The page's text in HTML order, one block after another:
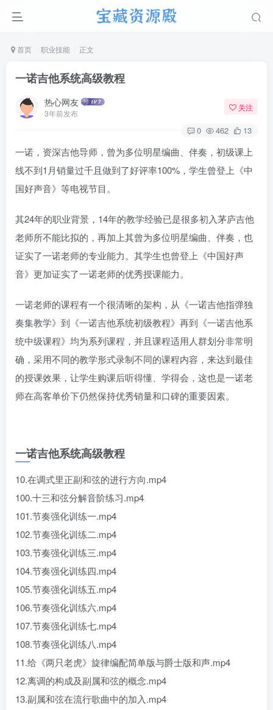
首页 职业技能 正文
一诺吉他系统高级教程
热心网友
3年前发布
关注
0 462 13
一诺，资深吉他导师，曾为多位明星编曲、伴奏，初级课上
线不到1月销量过千且做到了好评率100%，学生曾登上《中
国好声音》等电视节目。
其24年的职业背景，14年的教学经验已是很多初入茅庐吉他
老师所不能比拟的，再加上其曾为多位明星编曲、伴奏，也
证实了一诺老师的专业能力。其学生也曾登上《中国好声
音》更加证实了一诺老师的优秀授课能力。
一诺老师的课程有一个很清晰的架构，从《一诺吉他指弹独
奏集教学》到《一诺吉他系统初级教程》再到《一诺吉他系
统中级课程》均为系列课程，并且课程适用人群划分非常明
确，采用不同的教学形式录制不同的课程内容，来达到最佳
的授课效果，让学生购课后听得懂、学得会，这也是一诺老
师在高客单价下仍然保持优秀销量和口碑的重要因素。
一诺吉他系统高级教程
10.在调式里正副和弦的进行方向.mp4
100.十三和弦分解音阶练习.mp4
101.节奏强化训练一.mp4
102.节奏强化训练二.mp4
103.节奏强化训练三.mp4
104.节奏强化训练四.mp4
105.节奏强化训练五.mp4
106.节奏强化训练六.mp4
107.节奏强化训练七.mp4
108.节奏强化训练八.mp4
11.给《两只老虎》旋律编配简单版与爵士版和声.mp4
12.离调的构成及副属和弦的概念.mp4
13.副属和弦在流行歌曲中的加入.mp4